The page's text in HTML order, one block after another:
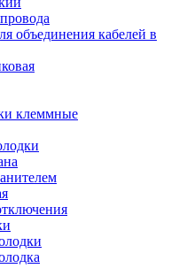
объединения кабелей в
клеммные